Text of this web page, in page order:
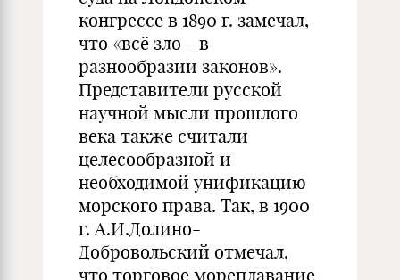
конгрессе в 1890 г. замечал,
что «всё зло - в
разнообразии законов».
Представители русской
научной мысли прошлого
века также считали
целесообразной и
необходимой унификацию
морского права. Так, в 1900
г. А.И.Долино-
Добровольский отмечал,
что торговое мореплавание